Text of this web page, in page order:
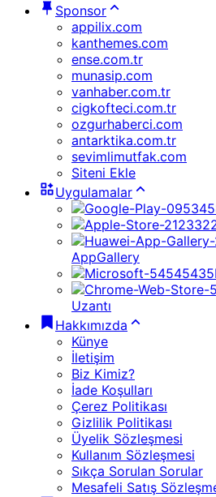
Sponsor
appilix.com
kanthemes.com
ense.com.tr
munasip.com
vanhaber.com.tr
cigkofteci.com.tr
ozgurhaberci.com
antarktika.com.tr
sevimlimutfak.com
Siteni Ekle
Uygulamalar
AppGallery
Uzantı
Hakkımızda
Künye
İletişim
Biz Kimiz?
İade Koşulları
Çerez Politikası
Gizlilik Politikası
Üyelik Sözleşmesi
Kullanım Sözleşmesi
Sıkça Sorulan Sorular
Mesafeli Satış